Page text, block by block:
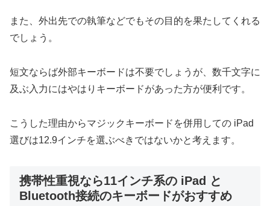
また、外出先での執筆などでもその目的を果たしてくれる
でしょう。
短文ならば外部キーボードは不要でしょうが、数千文字に
及ぶ入力にはやはりキーボードがあった方が便利です。
こうした理由からマジックキーボードを併用しての iPad
選びは12.9インチを選ぶべきではないかと考えます。
携帯性重視なら11インチ系の iPad と
Bluetooth接続のキーボードがおすすめ